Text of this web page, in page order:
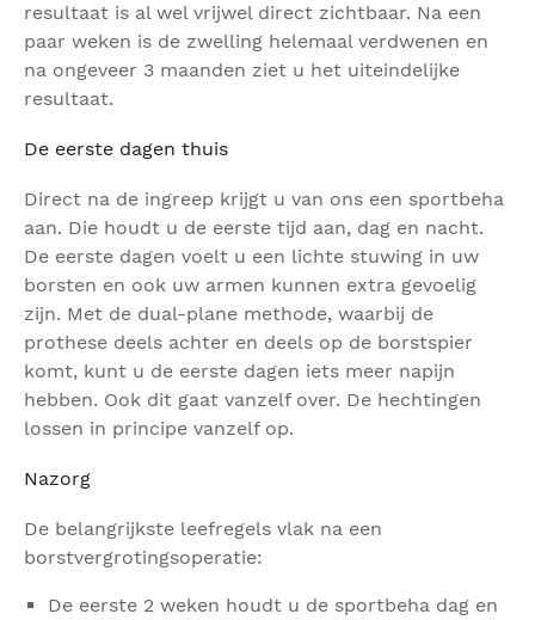
resultaat is al wel vrijwel direct zichtbaar. Na een
paar weken is de zwelling helemaal verdwenen en
na ongeveer 3 maanden ziet u het uiteindelijke
resultaat.
De eerste dagen thuis
Direct na de ingreep krijgt u van ons een sportbeha
aan. Die houdt u de eerste tijd aan, dag en nacht.
De eerste dagen voelt u een lichte stuwing in uw
borsten en ook uw armen kunnen extra gevoelig
zijn. Met de dual-plane methode, waarbij de
prothese deels achter en deels op de borstspier
komt, kunt u de eerste dagen iets meer napijn
hebben. Ook dit gaat vanzelf over. De hechtingen
lossen in principe vanzelf op.
Nazorg
De belangrijkste leefregels vlak na een
borstvergrotingsoperatie:
De eerste 2 weken houdt u de sportbeha dag en